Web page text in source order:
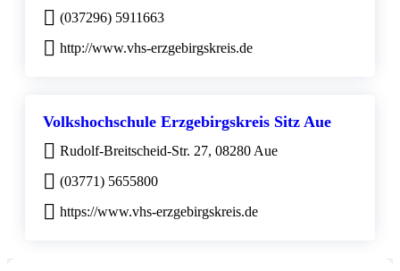
(037296) 5911663
http://www.vhs-erzgebirgskreis.de
Volkshochschule Erzgebirgskreis Sitz Aue
Rudolf-Breitscheid-Str. 27, 08280 Aue
(03771) 5655800
https://www.vhs-erzgebirgskreis.de